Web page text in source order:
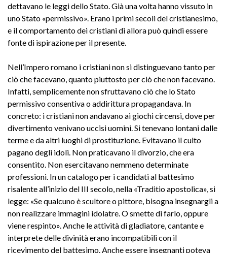
dettavano le leggi dello Stato. Già una volta hanno vissuto in
uno Stato «permissivo». Erano i primi secoli del cristianesimo,
e il comportamento dei cristiani di allora può quindi essere
fonte di ispirazione per il presente.
Nell’Impero romano i cristiani non si distinguevano tanto per
ciò che facevano, quanto piuttosto per ciò che non facevano.
Infatti, semplicemente non sfruttavano ciò che lo Stato
permissivo consentiva o addirittura propagandava. In
concreto: i cristiani non andavano ai giochi circensi, dove per
divertimento venivano uccisi uomini. Si tenevano lontani dalle
terme e da altri luoghi di prostituzione. Evitavano il culto
pagano degli idoli. Non praticavano il divorzio, che era
consentito. Non esercitavano nemmeno determinate
professioni. In un catalogo per i candidati al battesimo
risalente all’inizio del III secolo, nella «Traditio apostolica», si
legge: «Se qualcuno è scultore o pittore, bisogna insegnargli a
non realizzare immagini idolatre. O smette di farlo, oppure
viene respinto». Anche le attività di gladiatore, cantante e
interprete delle divinità erano incompatibili con il
ricevimento del battesimo. Anche essere insegnanti poteva